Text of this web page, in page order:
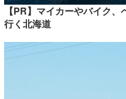
【PR】マイカーやバイク
行く北海道